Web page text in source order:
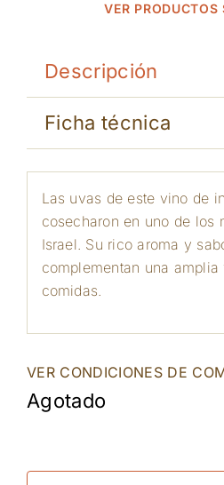
VER PRODUCTOS
Descripción
Ficha técnica
Las uvas de este vino de
cosecharon en uno de los
Israel. Su rico aroma y
complementan una
comidas.
VER CONDICIONES DE
Agotado